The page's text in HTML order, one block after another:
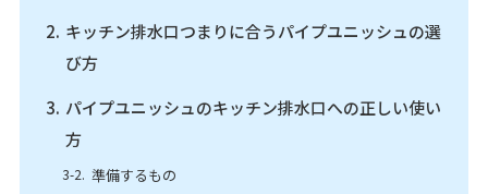
キッチン排水口つまりに合うパイプユニッシュの選
び方
パイプユニッシュのキッチン排水口への正しい使い
方
準備するもの